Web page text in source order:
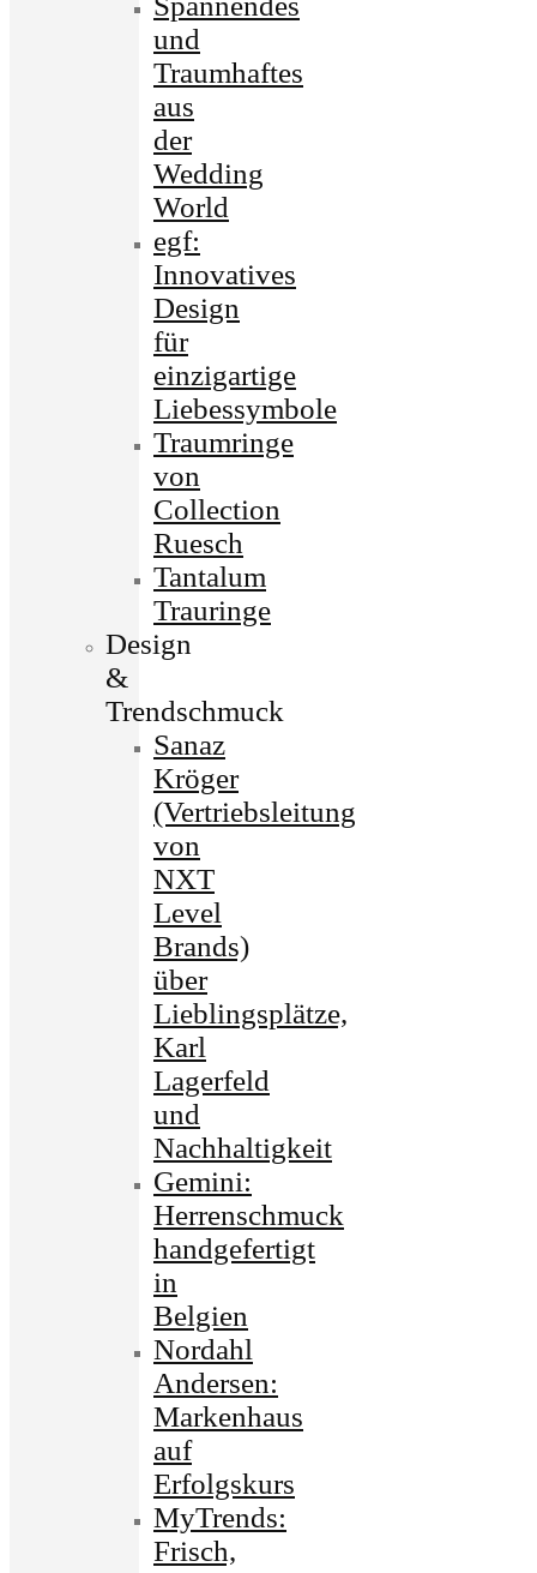
und
Traumhaftes
aus
der
Wedding
World
egf:
Innovatives
Design
für
einzigartige
Liebessymbole
Traumringe
von
Collection
Ruesch
Tantalum
Trauringe
Design
&
Trendschmuck
Sanaz
Kröger
(Vertriebsleitung
von
NXT
Level
Brands)
über
Lieblingsplätze,
Karl
Lagerfeld
und
Nachhaltigkeit
Gemini:
Herrenschmuck
handgefertigt
in
Belgien
Nordahl
Andersen:
Markenhaus
auf
Erfolgskurs
MyTrends:
Frisch,